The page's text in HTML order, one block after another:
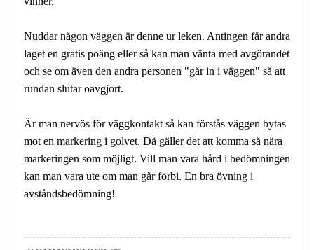
Nuddar någon väggen är denne ur leken. Antingen får andra
laget en gratis poäng eller så kan man vänta med avgörandet
och se om även den andra personen "går in i väggen" så att
rundan slutar oavgjort.
Är man nervös för väggkontakt så kan förstås väggen bytas
mot en markering i golvet. Då gäller det att komma så nära
markeringen som möjligt. Vill man vara hård i bedömningen
kan man vara ute om man går förbi. En bra övning i
avståndsbedömning!